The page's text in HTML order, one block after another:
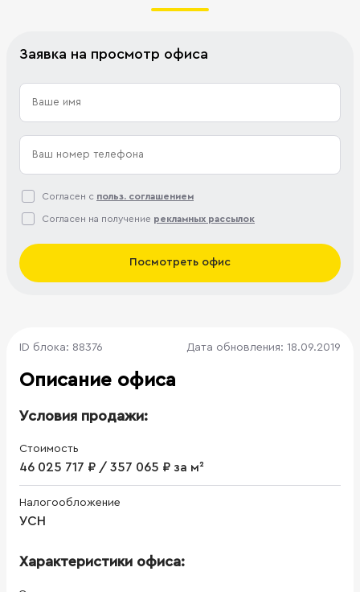
Заявка на просмотр офиса
Согласен с польз. соглашением
Согласен на получение рекламных рассылок
Посмотреть офис
ID блока: 88376 Дата обновления: 18.09.2019
Описание офиса
Условия продажи:
Стоимость
46 025 717 ₽ / 357 065 ₽ за м²
Налогообложение
УСН
Характеристики офиса: